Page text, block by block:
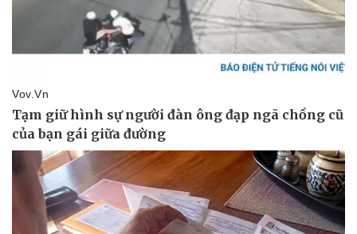
Tin nóng
Quân sự - Quốc phòng
Vũ khí